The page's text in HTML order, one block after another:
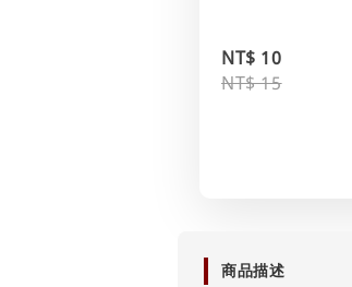
NT$ 10
NT$ 15
商品描述